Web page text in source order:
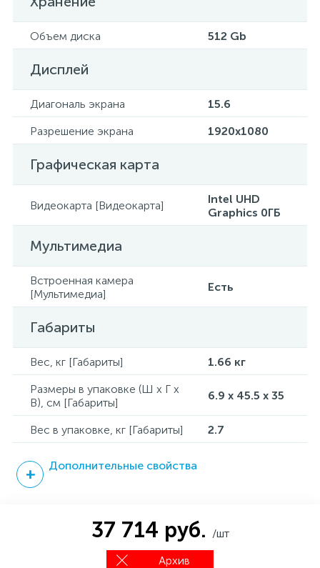
Объем диска 512 Gb
Дисплей
Диагональ экрана
15.6
Разрешение экрана
1920x1080
Графическая карта
Видеокарта [Видеокарта]
Intel UHD
Graphics 0ГБ
Мультимедиа
Встроенная камера
[Мультимедиа]
Есть
Габариты
Вес, кг [Габариты]
1.66 кг
Размеры в упаковке (Ш x Г x
В), см [Габариты]
6.9 x 45.5 x 35
Вес в упаковке, кг [Габариты] 2.7
Дополнительные свойства
37 714 руб. /шт
Архив